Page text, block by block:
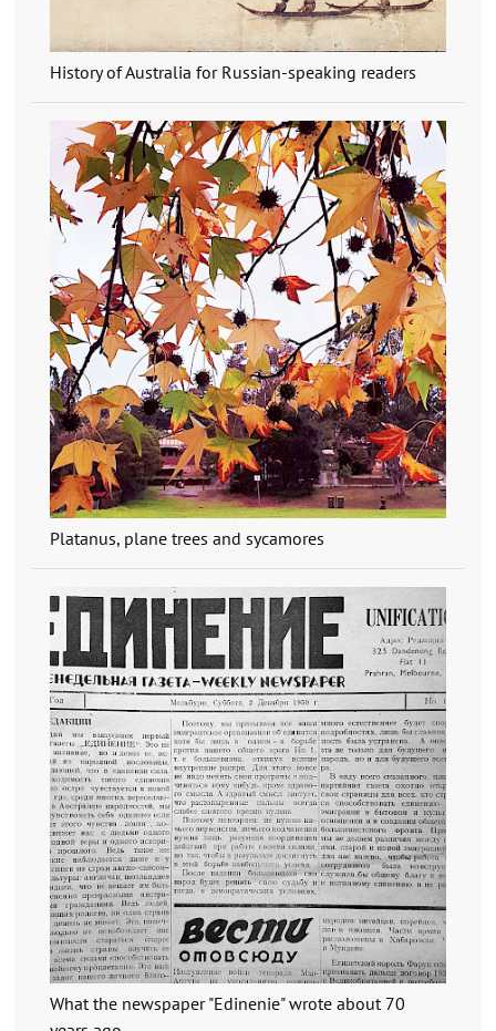
History of Australia for Russian-speaking readers
Platanus, plane trees and sycamores
What the newspaper "Edinenie" wrote about 70